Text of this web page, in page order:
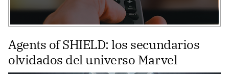
Agents of SHIELD: los secundarios
olvidados del universo Marvel